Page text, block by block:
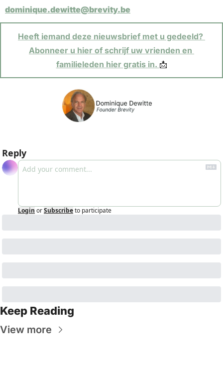
dominique.dewitte@brevity.be
Heeft iemand deze nieuwsbrief met u gedeeld?
Abonneer u hier of schrijf uw vrienden en
familieleden hier gratis in. 📩
Reply
Login orSubscribeto participate
Keep Reading
View more